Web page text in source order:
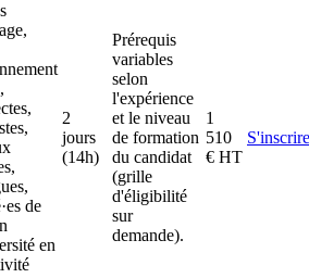
de
en
2
jours
(14h)
Prérequis
variables
selon
l'expérience
et le niveau
de formation
du candidat
(grille
d'éligibilité
sur
demande).
1
510
€ HT
S'inscrire